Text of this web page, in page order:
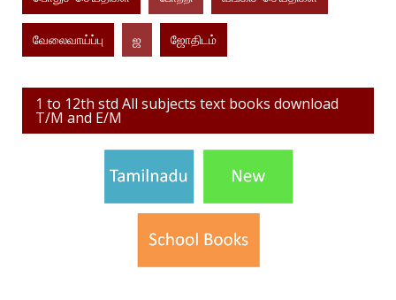
வேலைவாய்ப்பு ஜ ஜோதிடம்
1 to 12th std All subjects text books download
T/M and E/M